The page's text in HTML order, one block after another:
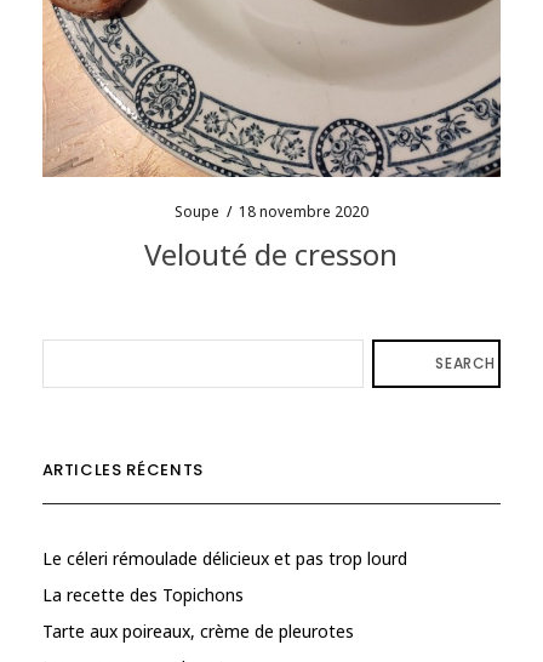
Soupe / 18 novembre 2020
Velouté de cresson
SEARCH
ARTICLES RÉCENTS
Le céleri rémoulade délicieux et pas trop lourd
La recette des Topichons
Tarte aux poireaux, crème de pleurotes